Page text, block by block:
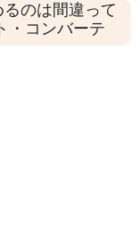
のは間違って
・コンバーテ